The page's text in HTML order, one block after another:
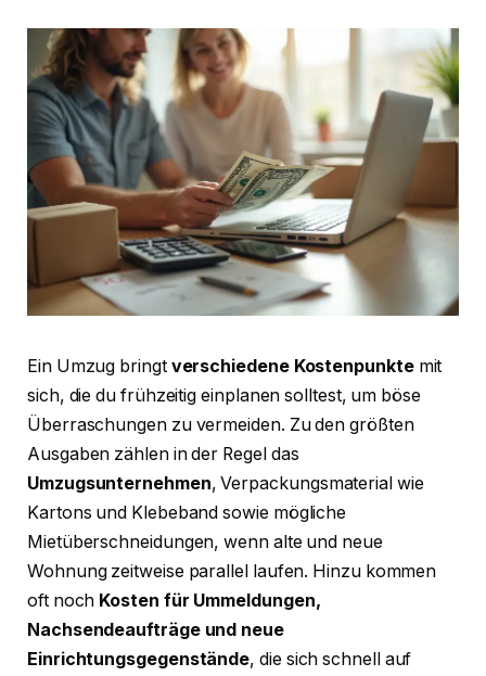
Ein Umzug bringt verschiedene Kostenpunktemit
sich, die du frühzeitig einplanen solltest, um böse
Überraschungen zu vermeiden. Zu den größten
Ausgaben zählen in der Regel das
Umzugsunternehmen, Verpackungsmaterial wie
Kartons und Klebeband sowie mögliche
Mietüberschneidungen, wenn alte und neue
Wohnung zeitweise parallel laufen. Hinzu kommen
oft noch Kosten für Ummeldungen,
Nachsendeaufträge und neue
Einrichtungsgegenstände, die sich schnell auf